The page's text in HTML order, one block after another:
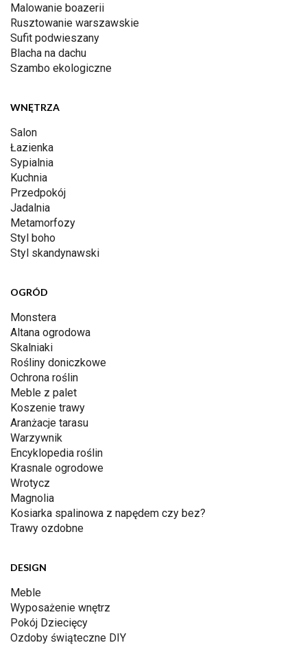
Malowanie boazerii
Rusztowanie warszawskie
Sufit podwieszany
Blacha na dachu
Szambo ekologiczne
WNĘTRZA
Salon
Łazienka
Sypialnia
Kuchnia
Przedpokój
Jadalnia
Metamorfozy
Styl boho
Styl skandynawski
OGRÓD
Monstera
Altana ogrodowa
Skalniaki
Rośliny doniczkowe
Ochrona roślin
Meble z palet
Koszenie trawy
Aranżacje tarasu
Warzywnik
Encyklopedia roślin
Krasnale ogrodowe
Wrotycz
Magnolia
Kosiarka spalinowa z napędem czy bez?
Trawy ozdobne
DESIGN
Meble
Wyposażenie wnętrz
Pokój Dziecięcy
Ozdoby świąteczne DIY